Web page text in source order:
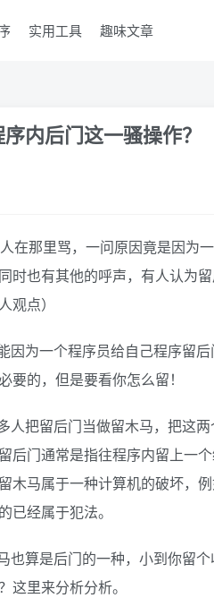
实用工具 趣味文章
内后门这一骚操作？
在那里骂，一问原因竟是因为
时也有其他的呼声，有人认为
观点）
因为一个程序员给自己程序留
的，但是要看你怎么留！
人把留后门当做留木马，把这
后门通常是指往程序内留上一
木马属于一种计算机的破坏，
已经属于犯法。
也算是后门的一种，小到你留
这里来分析分析。